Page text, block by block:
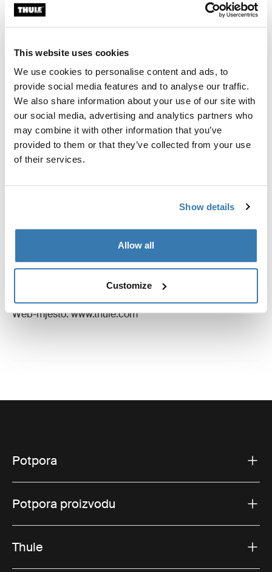
This website uses cookies
We use cookies to personalise content and ads, to
provide social media features and to analyse our traffic.
We also share information about your use of our site with
our social media, advertising and analytics partners who
may combine it with other information that you’ve
provided to them or that they’ve collected from your use
of their services.
Show details
Allow all
Customize
krovnih nosača na vozila s integriranim uzdužnim
Toggle features
Sve značajke
Toggle techspec
Tehničke specifikacije
Registrirani žig: Thule Sweden AB
Adresa proizvođača: Borggatan 5, 335 73 Hillerstorp,
E-pošta: support@thule.com
Web-mjesto: www.thule.com
Potpora
Potpora proizvodu
Thule